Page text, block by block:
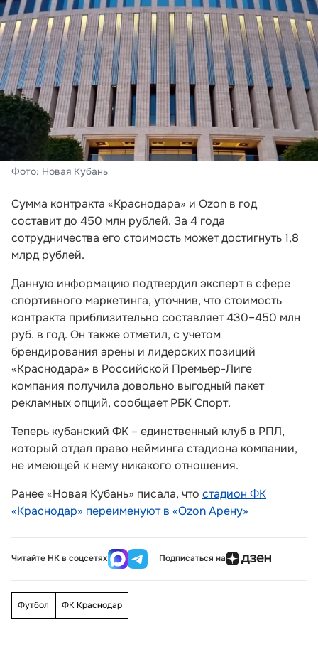
Фото: Новая Кубань
Сумма контракта «Краснодара» и Ozon в год
составит до 450 млн рублей. За 4 года
сотрудничества его стоимость может достигнуть 1,8
млрд рублей.
Данную информацию подтвердил эксперт в сфере
спортивного маркетинга, уточнив, что стоимость
контракта приблизительно составляет 430–450 млн
руб. в год. Он также отметил, с учетом
брендирования арены и лидерских позиций
«Краснодара» в Российской Премьер-Лиге
компания получила довольно выгодный пакет
рекламных опций, сообщает РБК Спорт.
Теперь кубанский ФК – единственный клуб в РПЛ,
который отдал право нейминга стадиона компании,
не имеющей к нему никакого отношения.
Ранее «Новая Кубань» писала, что стадион ФК
«Краснодар» переименуют в «Ozon Арену»
Читайте НК в соцсетях Подписаться на
Футбол ФК Краснодар